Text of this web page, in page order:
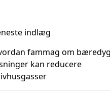
indlæg
fammag om
kan reducere